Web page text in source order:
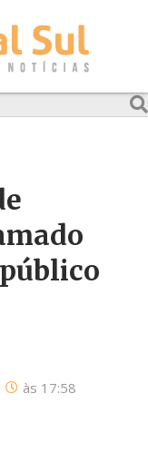
às 17:58